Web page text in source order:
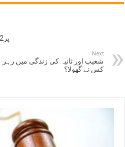
Next
شعیب اور ثانیہ کی زندگی میں زہر
کس نے گھولا؟